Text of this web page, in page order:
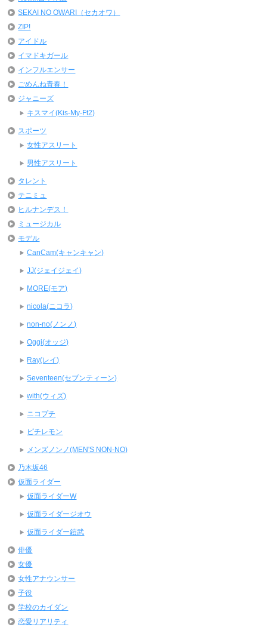
SEKAI NO OWARI（セカオワ）
ZIP!
アイドル
イマドキガール
インフルエンサー
ごめんね青春！
ジャニーズ
キスマイ(Kis-My-Ft2)
スポーツ
女性アスリート
男性アスリート
タレント
テニミュ
ヒルナンデス！
ミュージカル
モデル
CanCam(キャンキャン)
JJ(ジェイジェイ)
MORE(モア)
nicola(ニコラ)
non-no(ノンノ)
Oggi(オッジ)
Ray(レイ)
Seventeen(セブンティーン)
with(ウィズ)
ニコプチ
ピチレモン
メンズノンノ(MEN'S NON-NO)
乃木坂46
仮面ライダー
仮面ライダーW
仮面ライダージオウ
仮面ライダー鎧武
俳優
女優
女性アナウンサー
子役
学校のカイダン
恋愛リアリティ